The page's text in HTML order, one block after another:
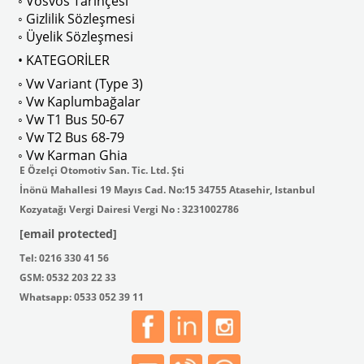
◦ Gizlilik Sözleşmesi
◦ Üyelik Sözleşmesi
• KATEGORİLER
◦ Vw Variant (Type 3)
◦ Vw Kaplumbağalar
◦ Vw T1 Bus 50-67
◦ Vw T2 Bus 68-79
◦ Vw Karman Ghia
E Özelçi Otomotiv San. Tic. Ltd. Şti
İnönü Mahallesi 19 Mayıs Cad. No:15 34755 Atasehir, Istanbul
Kozyatağı Vergi Dairesi Vergi No : 3231002786
[email protected]
Tel: 0216 330 41 56
GSM: 0532 203 22 33
Whatsapp: 0533 052 39 11